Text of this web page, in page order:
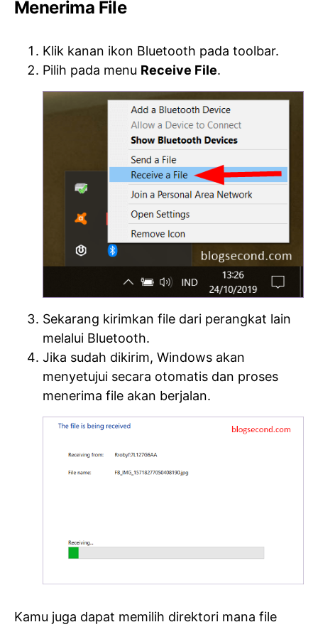
Menerima File
Klik kanan ikon Bluetooth pada toolbar.
Pilih pada menu Receive File.
Sekarang kirimkan file dari perangkat lain
melalui Bluetooth.
Jika sudah dikirim, Windows akan
menyetujui secara otomatis dan proses
menerima file akan berjalan.
Kamu juga dapat memilih direktori mana file